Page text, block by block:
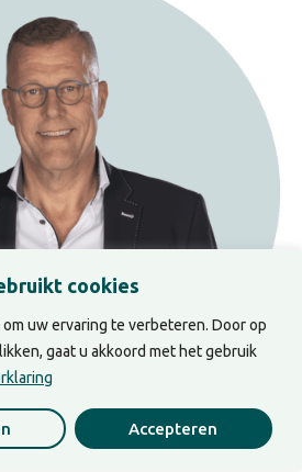
cookies
uw ervaring te verbeteren. Door op
gaat u akkoord met het gebruik
Accepteren
en executive sparringpartner